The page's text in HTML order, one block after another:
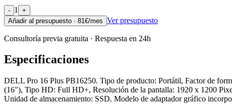
- 1
+
Añadir al presupuesto · 81€/mes Ver presupuesto
Consultoría previa gratuita · Respuesta en 24h
Especificaciones
DELL Pro 16 Plus PB16250. Tipo de producto: Portátil, Factor de
(16"), Tipo HD: Full HD+, Resolución de la pantalla: 1920 x 1200
Unidad de almacenamiento: SSD. Modelo de adaptador gráfico